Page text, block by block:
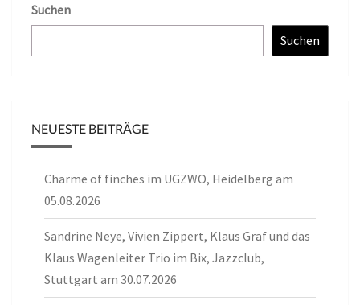
Suchen
Suchen
NEUESTE BEITRÄGE
Charme of finches im UGZWO, Heidelberg am
05.08.2026
Sandrine Neye, Vivien Zippert, Klaus Graf und das
Klaus Wagenleiter Trio im Bix, Jazzclub,
Stuttgart am 30.07.2026